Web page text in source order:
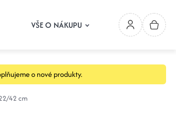
VŠE O NÁKUPU
o nové produkty.
42 cm